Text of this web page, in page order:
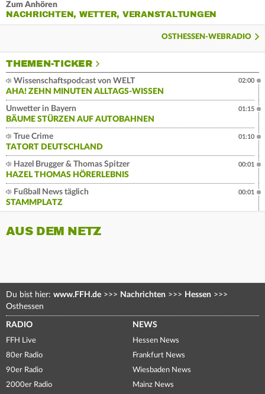
Zum Anhören
NACHRICHTEN, WETTER, VERANSTALTUNGEN
OSTHESSEN-WEBRADIO
THEMEN-TICKER
Wissenschaftspodcast von WELT
AHA! ZEHN MINUTEN ALLTAGS-WISSEN
02:00
Unwetter in Bayern
BÄUME STÜRZEN AUF AUTOBAHNEN
01:15
True Crime
TATORT DEUTSCHLAND
01:10
Hazel Brugger & Thomas Spitzer
HAZEL THOMAS HÖRERLEBNIS
00:01
Fußball News täglich
STAMMPLATZ
00:01
AUS DEM NETZ
Du bist hier: www.FFH.de >>> Nachrichten >>> Hessen >>>
Osthessen
RADIO
FFH Live
80er Radio
90er Radio
2000er Radio
NEWS
Hessen News
Frankfurt News
Wiesbaden News
Mainz News